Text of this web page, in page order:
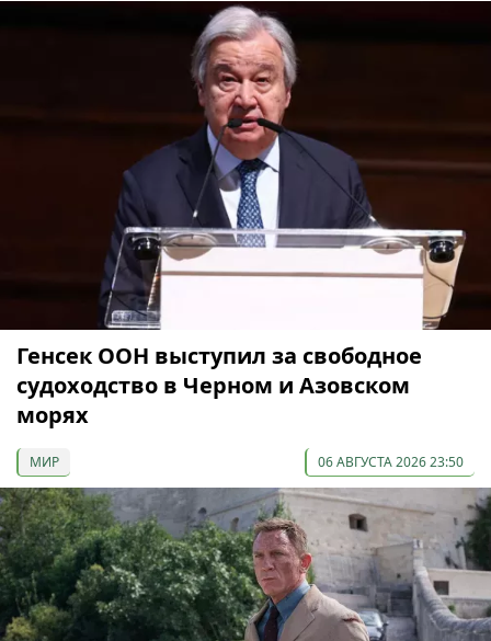
Генсек ООН выступил за свободное
судоходство в Черном и Азовском
морях
МИР 06 АВГУСТА 2026 23:50